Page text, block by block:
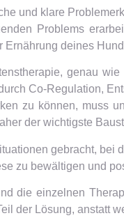
und klare
Problems
Ernährung deines
genau
Co-Regulation,
zu können, muss
der wichtigste
gebracht, bei
zu bewältigen und
die einzelnen
der Lösung, anstatt